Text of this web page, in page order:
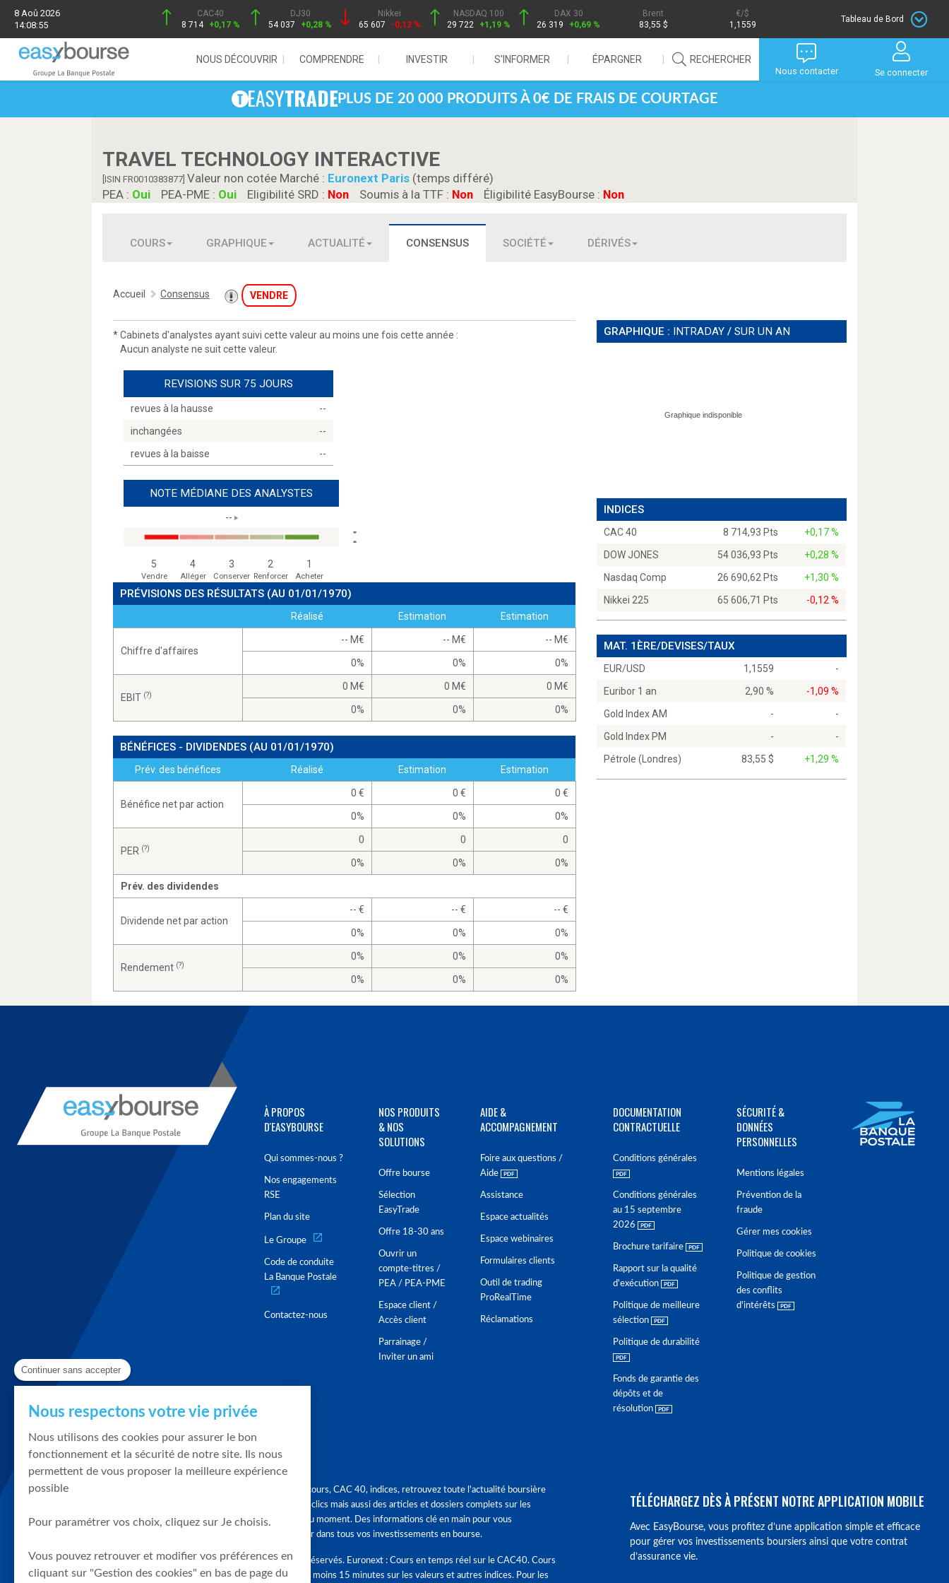
8 Aoû 2026
14:08:55
CAC40
8 714 +0,17 %
DJ30
54 037
+0,28 %
Nikkei
65 607
-0,12 %
NASDAQ 100
29 722
+1,19 %
DAX 30
26 319
+0,69 %
Brent
83,55 $
/$
1,1559
Tableau de Bord
NOUS DÉCOUVRIR COMPRENDRE INVESTIR S'INFORMER ÉPARGNER RECHERCHER
Nous contacter Se connecter
PLUS DE 20 000 PRODUITS À 0€ DE FRAIS DE COURTAGE
TRAVEL TECHNOLOGY INTERACTIVE
[ISIN FR0010383877] Valeur non cotée Marché : Euronext Paris (temps différé)
PEA : Oui PEA-PME : Oui Eligibilité SRD : Non Soumis à la TTF : Non Éligibilité EasyBourse : Non
COURS GRAPHIQUE ACTUALITÉ CONSENSUS SOCIÉTÉ DÉRIVÉS
Accueil Consensus VENDRE
*Cabinets d'analystes ayant suivi cette valeur au moins une fois cette année :
Aucun analyste ne suit cette valeur.
REVISIONS SUR 75 JOURS
revues à la hausse
--
inchangées
--
revues à la baisse
--
NOTE MÉDIANE DES ANALYSTES
--
5 4 3 2 1
Vendre Alléger Conserver Renforcer Acheter
PRÉVISIONS DES RÉSULTATS (AU 01/01/1970)
Réalisé Estimation Estimation
Chiffre d'affaires
-- M -- M -- M
0% 0% 0%
EBIT (?)
0 M 0 M 0 M
0% 0% 0%
BÉNÉFICES - DIVIDENDES (AU 01/01/1970)
Prév. des bénéfices Réalisé Estimation Estimation
Bénéfice net par action
0 0 0
0% 0% 0%
PER (?)
0 0 0
0% 0% 0%
Prév. des dividendes
Dividende net par action
-- -- --
0% 0% 0%
Rendement (?)
0% 0% 0%
0% 0% 0%
GRAPHIQUE : INTRADAY /SUR UN AN
INDICES
CAC 40 8 714,93 Pts
+0,17 %
DOW JONES
54 036,93 Pts
+0,28 %
Nasdaq Comp
26 690,62 Pts
+1,30 %
Nikkei 225
65 606,71 Pts -0,12 %
MAT. 1ÈRE/DEVISES/TAUX
EUR/USD 1,1559
-
Euribor 1 an
2,90 %
-1,09 %
Gold Index AM
-
-
Gold Index PM
-
-
Pétrole (Londres)
83,55 $ +1,29 %
À PROPOS
D'EASYBOURSE
Qui sommes-nous ?
Nos engagements
RSE
Plan du site
Le Groupe
Code de conduite
La Banque Postale
Contactez-nous
NOS PRODUITS
& NOS
SOLUTIONS
Offre bourse
Sélection
EasyTrade
Offre 18-30 ans
Ouvrir un
compte-titres /
PEA / PEA-PME
Espace client /
Accès client
Parrainage /
Inviter un ami
AIDE &
ACCOMPAGNEMENT
Foire aux questions /
Aide
Assistance
Espace actualités
Espace webinaires
Formulaires clients
Outil de trading
ProRealTime
Réclamations
DOCUMENTATION
CONTRACTUELLE
Conditions générales
Conditions générales
au 15 septembre
2026
Brochure tarifaire
Rapport sur la qualité
d'exécution
Politique de meilleure
sélection
Politique de durabilité
Fonds de garantie des
dépôts et de
résolution
SÉCURITÉ &
DONNÉES
PERSONNELLES
Mentions légales
Prévention de la
fraude
Gérer mes cookies
Politique de cookies
Politique de gestion
des conflits
d'intérêts
Graphique, cours, CAC 40, indices, retrouvez toute l'actualité boursière
en quelques clics mais aussi des articles et dossiers complets sur les
tendances du moment. Des informations clé en main pour vous
accompagner dans tous vos investissements en bourse.
Tous droits réservés. Euronext : Cours en temps réel sur le CAC40. Cours
différés d'au moins 15 minutes sur les valeurs et autres indices. Pour les
TÉLÉCHARGEZ DÈS À PRÉSENT NOTRE APPLICATION MOBILE
Avec EasyBourse, vous profitez d’une application simple et efficace
pour gérer vos investissements boursiers ainsi que votre contrat
d’assurance vie.
Continuer sans accepter
Nous respectons votre vie privée
Nous utilisons des cookies pour assurer le bon
fonctionnement et la sécurité de notre site. Ils nous
permettent de vous proposer la meilleure expérience
possible
Pour paramétrer vos choix, cliquez sur Je choisis.
Vous pouvez retrouver et modifier vos préférences en
cliquant sur "Gestion des cookies" en bas de page du